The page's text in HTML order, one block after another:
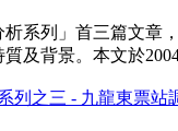
系列」首三篇文章
及背景。本文於
列之三 - 九龍東票